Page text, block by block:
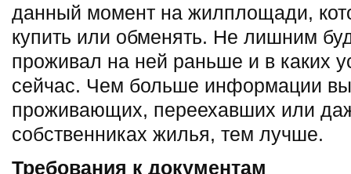
данный момент на жилплощади,
купить или обменять. Не лишним
проживал на ней раньше и в каких
сейчас. Чем больше информации вы
проживающих, переехавших или
собственниках жилья, тем лучше.
Требования к документам